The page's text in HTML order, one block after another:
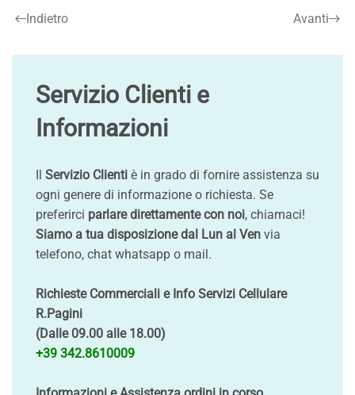
Indietro Avanti
Servizio Clienti e
Informazioni
Servizio Clienti è in grado di fornire assistenza su
ogni genere di informazione o richiesta. Se
preferirci parlare direttamente con noi, chiamaci!
Siamo a tua disposizione dal Lun al Ven via
telefono, chat whatsapp o mail.
Richieste Commerciali e Info Servizi Cellulare
R.Pagini
(Dalle 09.00 alle 18.00)
+39 342.8610009